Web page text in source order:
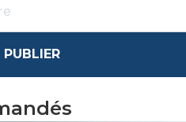
PUBLIER